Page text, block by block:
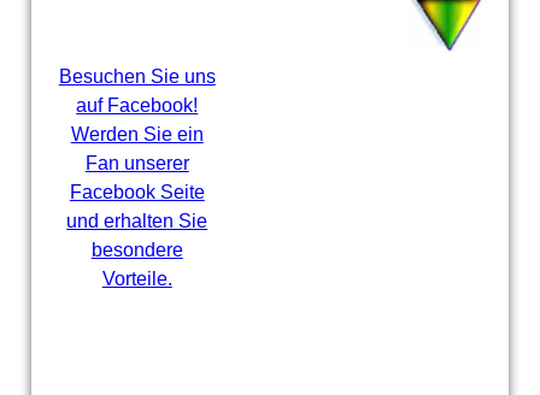
Besuchen Sie uns
auf Facebook!
Werden Sie ein
Fan unserer
Facebook Seite
und erhalten Sie
besondere
Vorteile.